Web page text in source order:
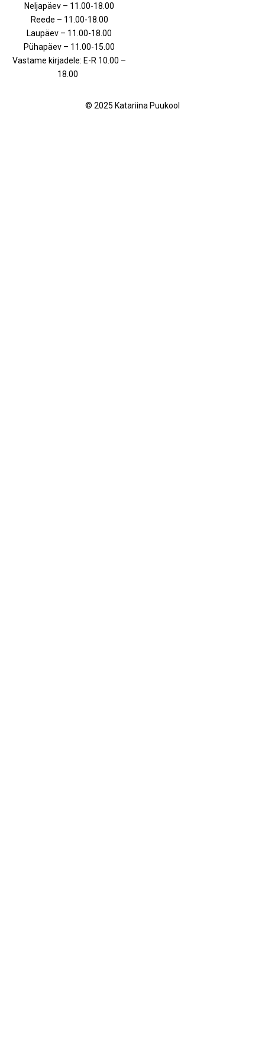
Neljapäev – 11.00-18.00
Reede – 11.00-18.00
Laupäev – 11.00-18.00
Pühapäev – 11.00-15.00
Vastame kirjadele: E-R 10.00 –
18.00
© 2025 Katariina Puukool